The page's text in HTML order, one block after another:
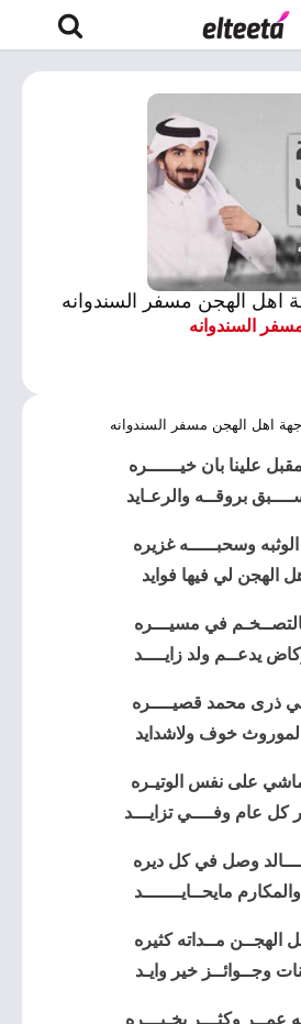
اهل الهجن مسفر السندوانه
السندوانه
اهل الهجن مسفر السندوانه
علينا بان خيــــــره
بروقــه والرعـايد
وسحبـــــه غزيره
الهجن لي فيها فوايد
في مسيـــره
يدعــم ولد زايــــد
ذرى محمد قصيــــره
خوف ولاشدايد
على نفس الوتيـره
كل عام وفــــي تزايـــد
وصل في كل ديره
مايحــايـــــــد
الهجــن مــداته كثيره
وجــوائــز خير وايـد
عمــر وكثـــر بخـيـــره